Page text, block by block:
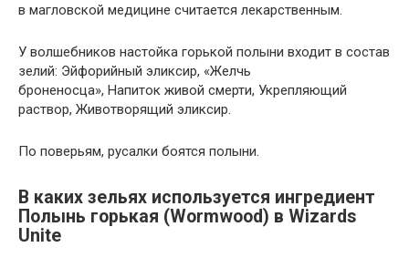
в магловской медицине считается лекарственным.
У волшебников настойка горькой полыни входит в состав
зелий: Эйфорийный эликсир, «Желчь
броненосца», Напиток живой смерти, Укрепляющий
раствор, Животворящий эликсир.
По поверьям, русалки боятся полыни.
В каких зельях используется ингредиент
Полынь горькая (Wormwood) в Wizards
Unite